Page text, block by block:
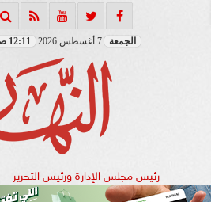
الجمعة 7 أغسطس 2026 12:11 صـ
رئيس مجلس الإدارة ورئيس التحرير